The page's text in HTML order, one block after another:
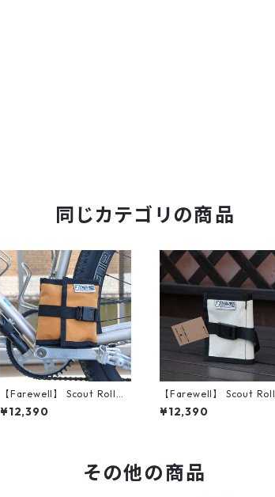
同じカテゴリの商品
【Farewell】 Scout Roll
（Marigold）
¥12,390
【Farewell】 Scout Roll
（Natural）
¥12,390
その他の商品